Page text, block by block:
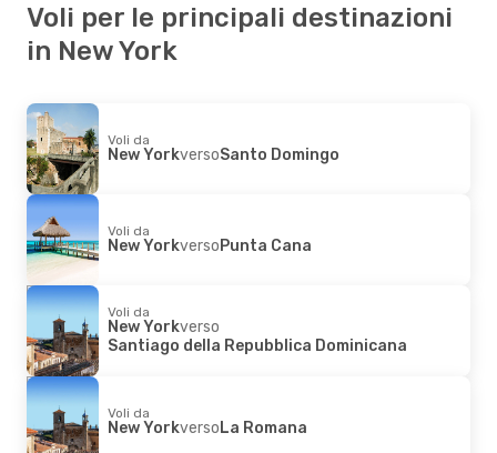
Voli per le principali destinazioni
in New York
Voli da
New YorkversoSanto Domingo
Voli da
New YorkversoPunta Cana
Voli da
New Yorkverso
Santiago della Repubblica Dominicana
Voli da
New YorkversoLa Romana